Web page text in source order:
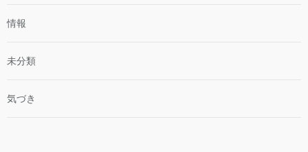
情報
未分類
気づき